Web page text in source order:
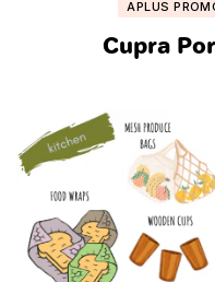
APLUS
Cupra